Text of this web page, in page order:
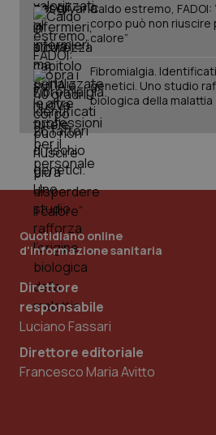
Caldo estremo, FADOI:
corpo può non riuscire
calore”
Fibromialgia.
genetici. Uno studio
biologica della malattia
Quotidiano online
d'informazione sanitaria
Direttore
responsabile
Luciano Fassari
Direttore editoriale
Francesco Maria Avitto
PHPSESSID